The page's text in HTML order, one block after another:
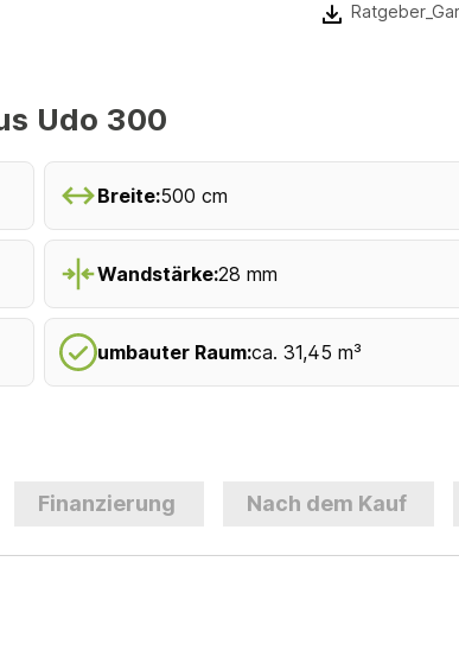
Udo 300
Breite:500 cm
Wandstärke:28 mm
umbauter Raum:ca. 31,45 m³
Finanzierung Nach dem Kauf